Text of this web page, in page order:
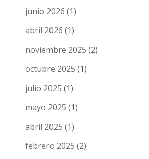
junio 2026 (1)
abril 2026 (1)
noviembre 2025 (2)
octubre 2025 (1)
julio 2025 (1)
mayo 2025 (1)
abril 2025 (1)
febrero 2025 (2)